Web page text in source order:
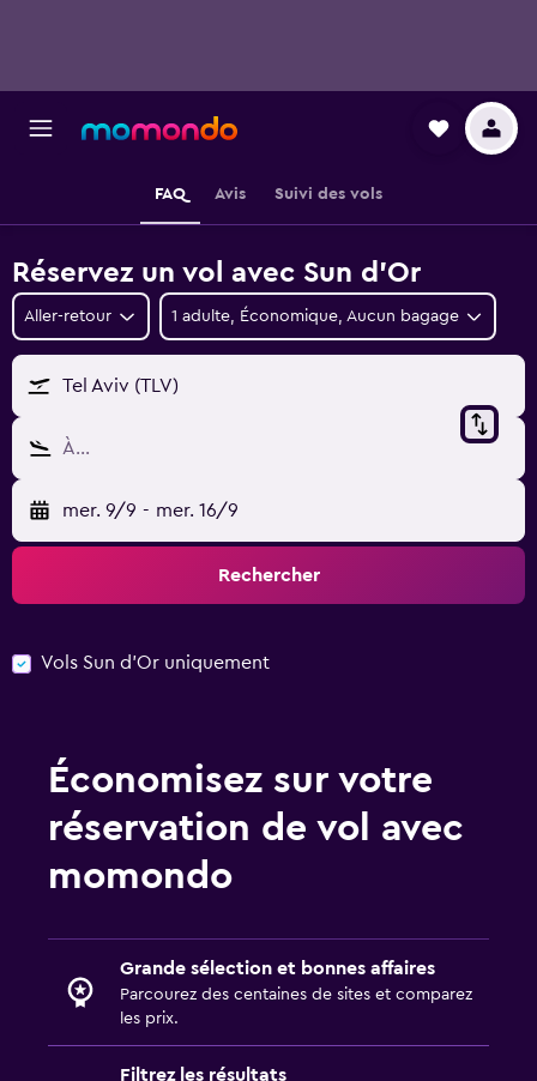
FAQ Avis Suivi des vols
Réservez un vol avec Sun d'Or
Aller-retour 1 adulte, Économique, Aucun bagage
Tel Aviv (TLV)
À…
mer. 9/9 - mer. 16/9
Rechercher
Vols Sun d'Or uniquement
Économisez sur votre
réservation de vol avec
momondo
Grande sélection et bonnes affaires
Parcourez des centaines de sites et comparez
les prix.
Filtrez les résultats